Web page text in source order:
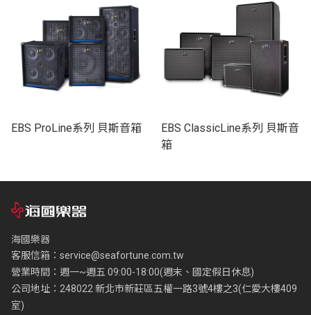
EBS ProLine系列 貝斯音箱
EBS ClassicLine系列 貝斯音
箱
海國樂器
客服信箱： service@seafortune.com.tw
營業時間：週一~週五 09:00-18:00(週末、國定假日休息)
公司地址：248022 新北市新莊區五權一路3號4樓之3(仁愛大樓409
室)